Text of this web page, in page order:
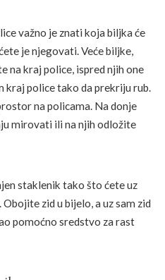
važno je znati koja biljka će
je njegovati. Veće biljke,
na kraj police, ispred njih one
kraj police tako da prekriju rub.
na policama. Na donje
mirovati ili na njih odložite
staklenik tako što ćete uz
zid u bijelo, a uz sam zid
pomoćno sredstvo za rast